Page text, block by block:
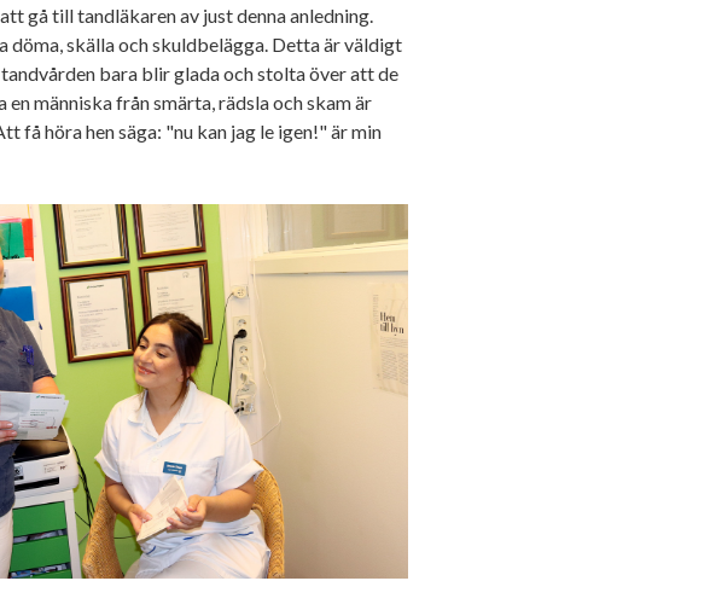
gå till tandläkaren av just denna anledning.
döma, skälla och skuldbelägga. Detta är väldigt
bara blir glada och stolta över att de
människa från smärta, rädsla och skam är
få höra hen säga: "nu kan jag le igen!" är min